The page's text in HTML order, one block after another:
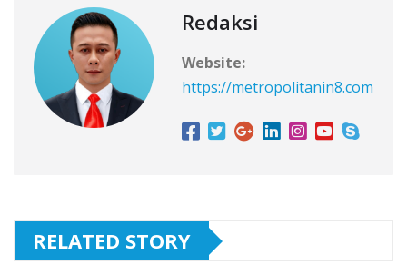
Redaksi
Website:
https://metropolitanin8.com
RELATED STORY